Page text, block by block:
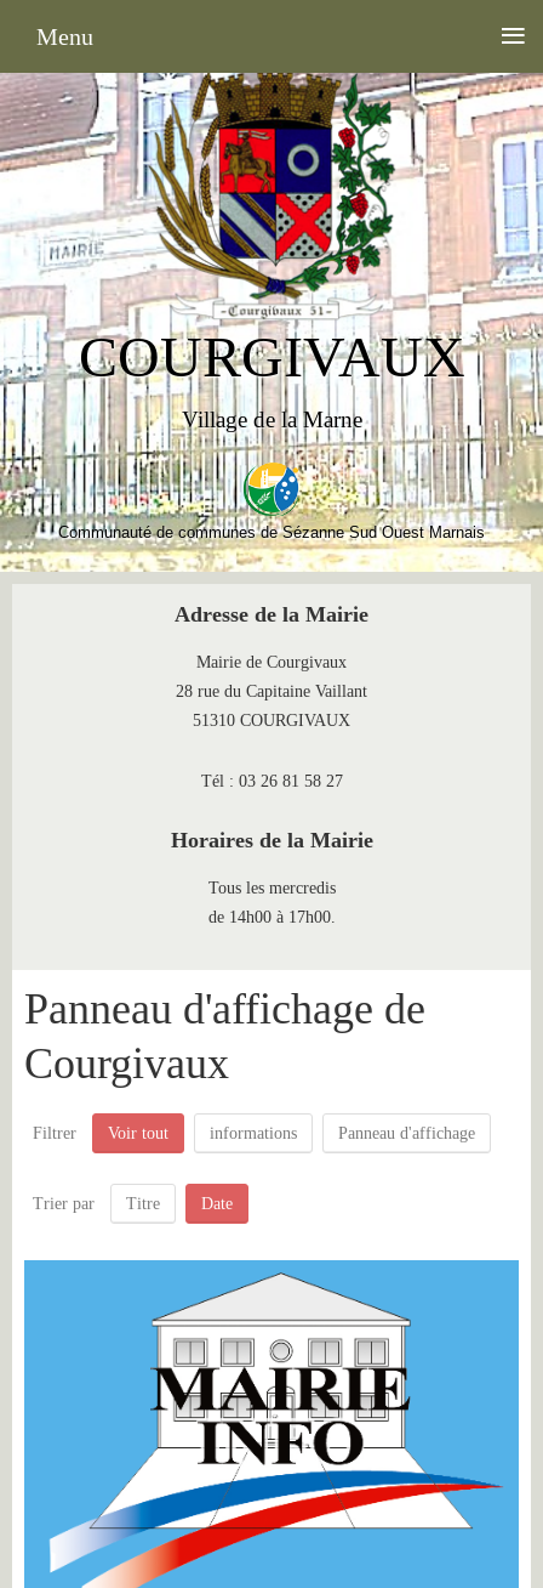
COURGIVAUX
Village de la Marne
Communauté de communes de Sézanne Sud Ouest Marnais
Adresse de la Mairie
Mairie de Courgivaux
28 rue du Capitaine Vaillant
51310 COURGIVAUX
Tél : 03 26 81 58 27
Horaires de la Mairie
Tous les mercredis
de 14h00 à 17h00.
Panneau d'affichage de
Courgivaux
Filtrer Voir tout informations Panneau d'affichage
Trier par Titre Date
Menu ≡